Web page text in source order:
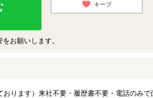
キープ
お願いします。
ります）来社不要・履歴書不要・電話のみで